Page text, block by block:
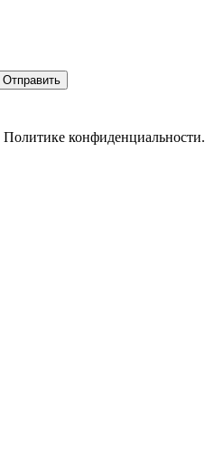
Отправить
Политике конфиденциальности.